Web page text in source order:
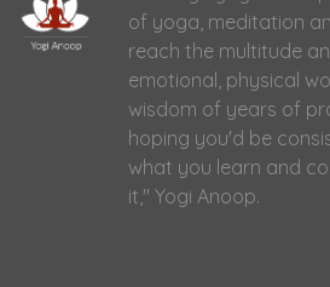
of yoga, meditation
reach the multitude
emotional, physical
wisdom of years of
hoping you'd be
what you learn and
it," Yogi Anoop.